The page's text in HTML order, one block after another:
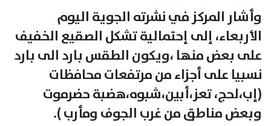
وأشار المركز في نشرته الجوية اليوم
الأربعاء، إلى إحتمالية تشكل الصقيع الخفيف
على بعض منها ،ويكون الطقس بارد الى بارد
نسبيا على أجزاء من مرتفعات محافظات
(إب،لحج، تعز،أبين،شبوه،هضبة حضرموت
وبعض مناطق من غرب الجوف ومأرب ).